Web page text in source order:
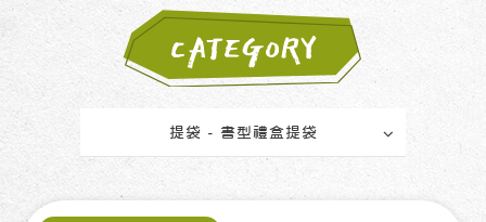
CATEGORY
提袋 - 書型禮盒提袋